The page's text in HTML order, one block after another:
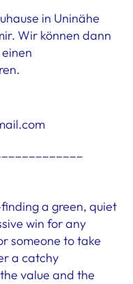
in Uninähe
Wir können dann
a green, quiet
win for any
someone to take
a catchy
value and the